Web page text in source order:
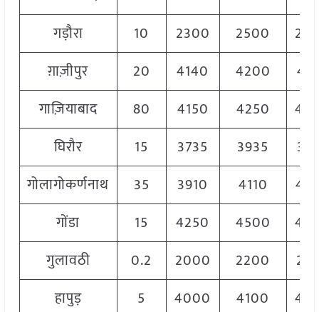
गड़ौरा
10 2300 2500
ग़ाज़ीपुर
20 4140 4200
गाज़ियाबाद
80 4150 4250
घिरौर
15 3735 3935
गोलागोकर्णनाथ
35 3910 4110
गोंडा
15 4250 4500
गुलावठी
0.2 2000 2200
हापुड़
5 4000 4100